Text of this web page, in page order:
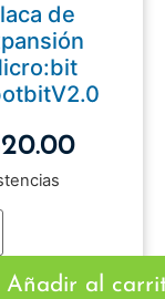
de
20.00
Añadir al